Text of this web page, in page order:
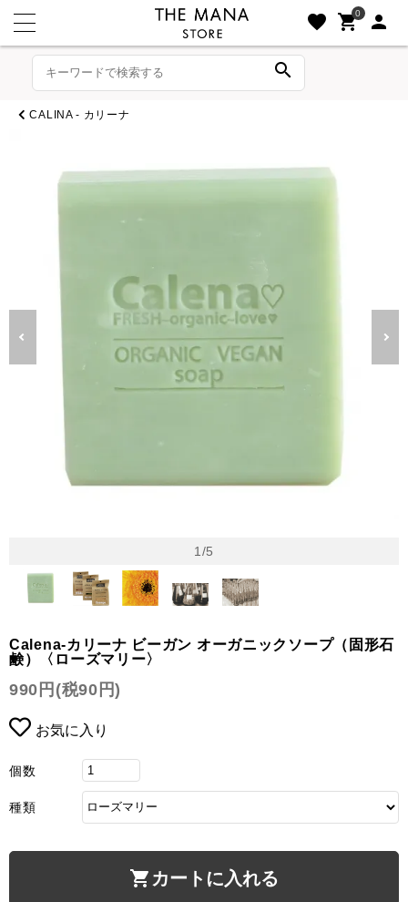
favorite 0
shopping_cart person
search
CALINA - カリーナ
1 /5
Calena-カリーナ ビーガン オーガニックソープ（固形石
鹸）〈ローズマリー〉
990円(税90円)
お気に入り
個数
種類
shopping_cart カートに入れる